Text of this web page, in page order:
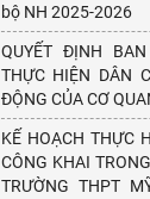
bộ NH 2025-2026
QUYẾT ĐỊNH
THỰC HIỆN DÂN
ĐỘNG CỦA CƠ
KẾ HOẠCH THỰC
CÔNG KHAI
TRƯỜNG THPT